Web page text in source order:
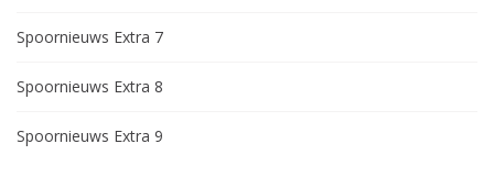
Spoornieuws Extra 7
Spoornieuws Extra 8
Spoornieuws Extra 9